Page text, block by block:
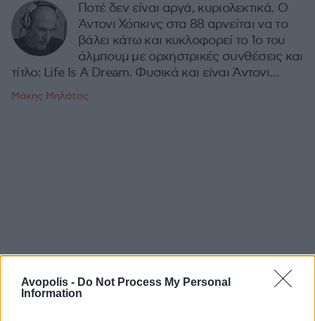
Avopolis - Do Not Process My Personal
Information
Ποτέ δεν είναι αργά, κυριολεκτικά. Ο
Άντονι Χόπκινς στα 88 αρνείται να το
βάλει κάτω και κυκλοφορεί το 1ο του
άλμπουμ με ορχηστρικές συνθέσεις και
τίτλο: Life Is A Dream. Φυσικά και είναι Άντονι...
Μάκης Μηλάτος